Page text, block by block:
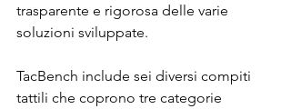
trasparente e rigorosa delle varie
soluzioni sviluppate.
TacBench include sei diversi compiti
tattili che coprono tre categorie